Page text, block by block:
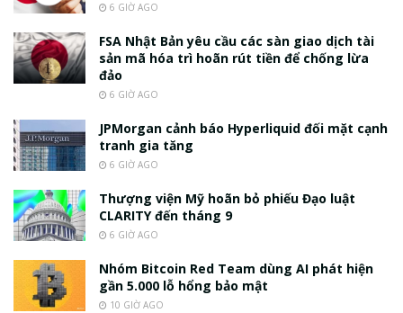
6 GIỜ AGO
FSA Nhật Bản yêu cầu các sàn giao dịch tài
sản mã hóa trì hoãn rút tiền để chống lừa
đảo
6 GIỜ AGO
JPMorgan cảnh báo Hyperliquid đối mặt cạnh
tranh gia tăng
6 GIỜ AGO
Thượng viện Mỹ hoãn bỏ phiếu Đạo luật
CLARITY đến tháng 9
6 GIỜ AGO
Nhóm Bitcoin Red Team dùng AI phát hiện
gần 5.000 lỗ hổng bảo mật
10 GIỜ AGO